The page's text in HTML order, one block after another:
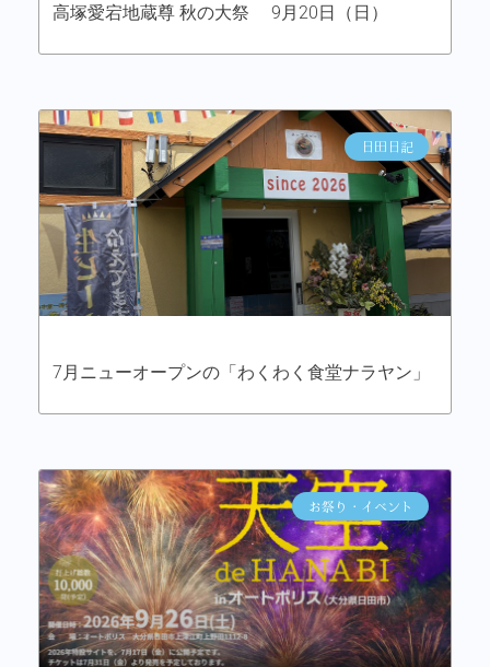
高塚愛宕地蔵尊 秋の大祭 9月20日（日）
日田日記
7月ニューオープンの「わくわく食堂ナラヤン」
お祭り・イベント